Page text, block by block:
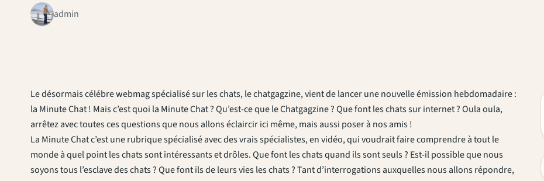
admin
Le désormais célébre webmag spécialisé sur les chats, le chatgagzine, vient de lancer une nouvelle émission hebdomadaire :
la Minute Chat ! Mais c’est quoi la Minute Chat ? Qu’est-ce que le Chatgagzine ? Que font les chats sur internet ? Oula oula,
arrêtez avec toutes ces questions que nous allons éclaircir ici même, mais aussi poser à nos amis !
La Minute Chat c’est une rubrique spécialisé avec des vrais spécialistes, en vidéo, qui voudrait faire comprendre à tout le
monde à quel point les chats sont intéressants et drôles. Que font les chats quand ils sont seuls ? Est-il possible que nous
soyons tous l’esclave des chats ? Que font ils de leurs vies les chats ? Tant d’interrogations auxquelles nous allons répondre,